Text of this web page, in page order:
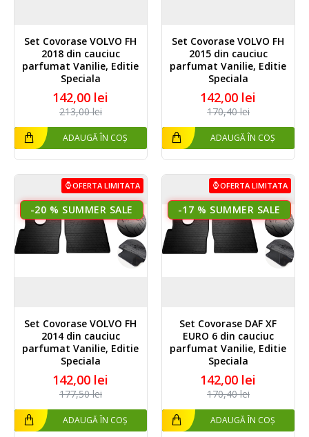
Set Covorase VOLVO FH
2018 din cauciuc
parfumat Vanilie, Editie
Speciala
142,00 lei
213,00 lei
ADAUGĂ ÎN COȘ
Set Covorase VOLVO FH
2015 din cauciuc
parfumat Vanilie, Editie
Speciala
142,00 lei
170,40 lei
ADAUGĂ ÎN COȘ
OFERTA LIMITATA
-20 %
Set Covorase VOLVO FH
2014 din cauciuc
parfumat Vanilie, Editie
Speciala
142,00 lei
177,50 lei
ADAUGĂ ÎN COȘ
OFERTA LIMITATA
-17 %
Set Covorase DAF XF
EURO 6 din cauciuc
parfumat Vanilie, Editie
Speciala
142,00 lei
170,40 lei
ADAUGĂ ÎN COȘ